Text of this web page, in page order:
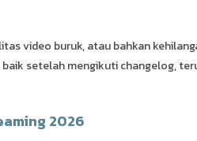
video buruk, atau bahkan
setelah mengikuti changelog,
2026